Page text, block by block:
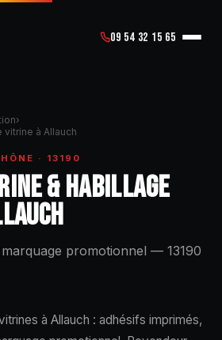
09 54 32 15 65
›
à Allauch
· 13190
& HABILLAGE
promotionnel — 13190
à Allauch : adhésifs imprimés,